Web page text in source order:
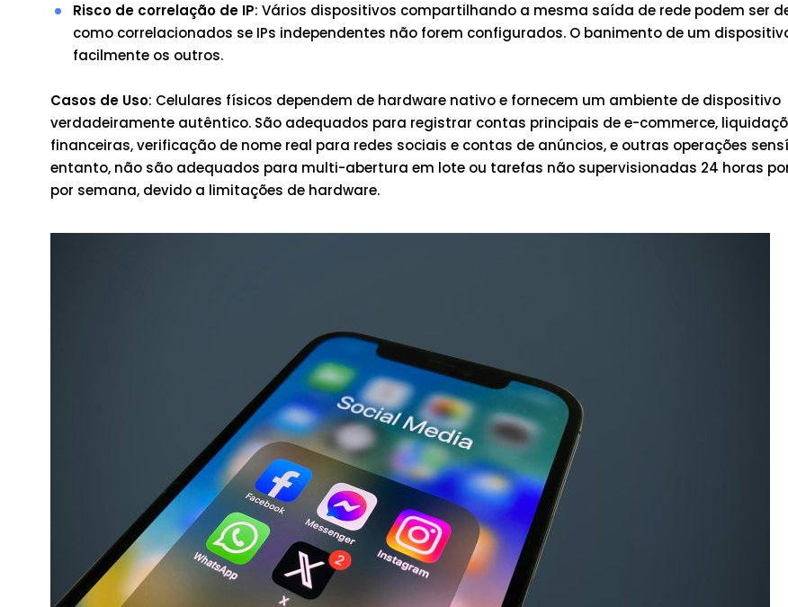
Risco de correlação de IP: Vários dispositivos compartilhando a mesma saída de rede podem ser
como correlacionados se IPs independentes não forem configurados. O banimento de um
facilmente os outros.
Casos de Uso: Celulares físicos dependem de hardware nativo e fornecem um ambiente de dispositivo
verdadeiramente autêntico. São adequados para registrar contas principais de e-commerce,
financeiras, verificação de nome real para redes sociais e contas de anúncios, e outras operações
entanto, não são adequados para multi-abertura em lote ou tarefas não supervisionadas 24 horas
por semana, devido a limitações de hardware.